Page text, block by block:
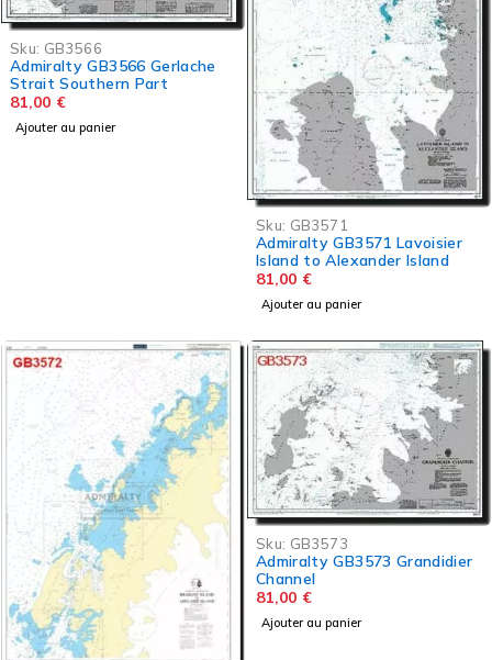
Sku: GB3566
Admiralty GB3566 Gerlache
Strait Southern Part
81,00 €
Ajouter au panier
Sku: GB3571
Admiralty GB3571 Lavoisier
Island to Alexander Island
81,00 €
Ajouter au panier
Sku: GB3573
Admiralty GB3573 Grandidier
Channel
81,00 €
Ajouter au panier